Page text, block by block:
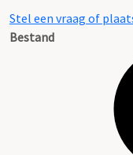
Stel een vraag of
Bestand